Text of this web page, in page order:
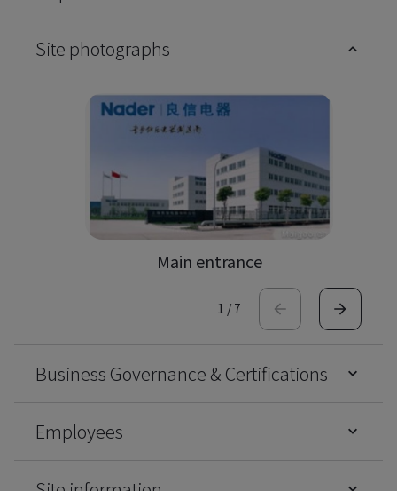
Site photographs
Main entrance
1 / 7
Business Governance & Certifications
Employees